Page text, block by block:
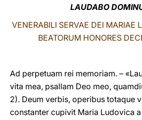
LAUDABO
VENERABILI SERVAE DEI MARIAE
BEATORUM HONORES
Ad perpetuam rei memoriam. –
vita mea, psallam Deo meo,
2). Deum verbis, operibus totaque
constanter cupivit Maria Ludovica a